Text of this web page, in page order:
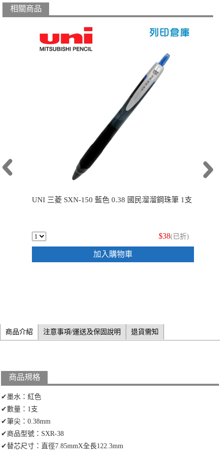
相關商品
UNI 三菱 SXN-150 藍色 0.38 國民溜溜鋼珠筆 1支
$38(已折)
加入購物車
商品介紹 注意事項/運送及保固說明 退貨需知
商品規格
✔墨水：紅色
✔數量：1支
✔筆尖：0.38mm
✔商品型號：SXR-38
✔替芯尺寸：直徑7.85mmX全長122.3mm